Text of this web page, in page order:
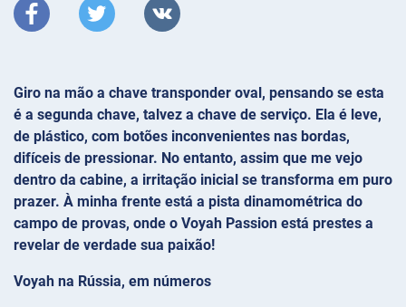
Giro na mão a chave transponder oval, pensando se esta
é a segunda chave, talvez a chave de serviço. Ela é leve,
de plástico, com botões inconvenientes nas bordas,
difíceis de pressionar. No entanto, assim que me vejo
dentro da cabine, a irritação inicial se transforma em puro
prazer. À minha frente está a pista dinamométrica do
campo de provas, onde o Voyah Passion está prestes a
revelar de verdade sua paixão!
Voyah na Rússia, em números